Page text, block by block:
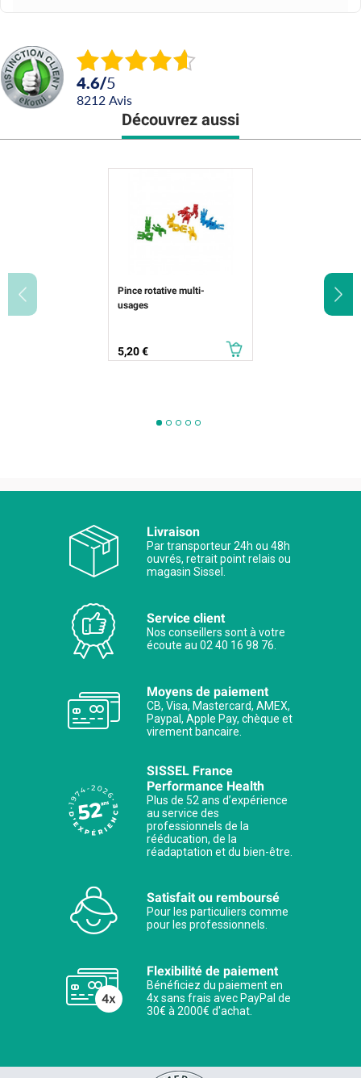
4.6/5
8212 avis
Découvrez aussi
Pince rotative multi-
usages
Prix
5,20 €
Livraison
Par transporteur 24h ou 48h
ouvrés, retrait point relais ou
magasin Sissel.
Service client
Nos conseillers sont à votre
écoute au 02 40 16 98 76.
Moyens de paiement
CB, Visa, Mastercard, AMEX,
Paypal, Apple Pay, chèque et
virement bancaire.
SISSEL France
Performance Health
Plus de 52 ans d’expérience
au service des
professionnels de la
rééducation, de la
réadaptation et du bien-être.
Satisfait ou remboursé
Pour les particuliers comme
pour les professionnels.
Flexibilité de paiement
Bénéficiez du paiement en
4x sans frais avec PayPal de
30€ à 2000€ d'achat.